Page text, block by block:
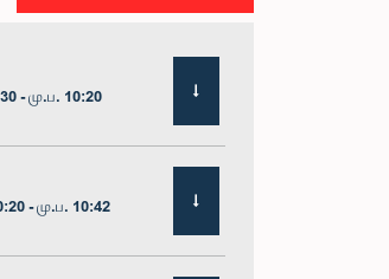
- மு.ப. 10:20
- மு.ப. 10:42